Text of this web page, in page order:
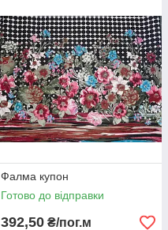
Фалма купон
Готово до відправки
392,50 ₴/пог.м